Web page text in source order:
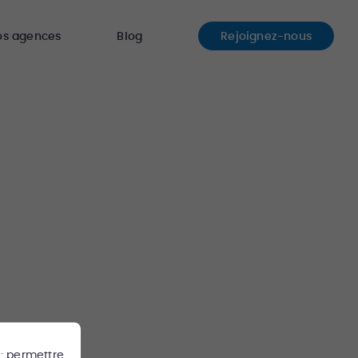
permettre
agences Blog Rejoignez-nous